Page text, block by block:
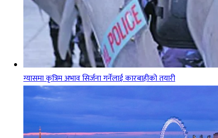
ग्यासमा कृत्रिम अभाव सिर्जना गर्नेलाई कारबाहीको तयारी